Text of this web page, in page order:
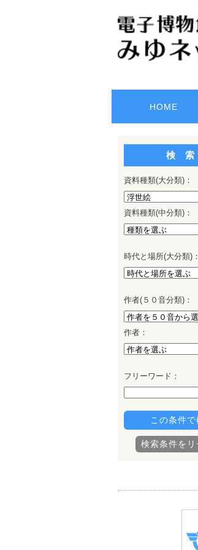
HOME
検 索
資料種類(大分類)：
資料種類(中分類)：
時代と 場所(大分類)：
作者(５０ 音分類)：
作者 ：
フリーワード：